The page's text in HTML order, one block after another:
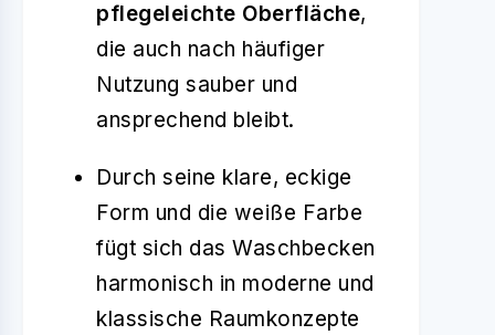
pflegeleichte Oberfläche,
die auch nach häufiger
Nutzung sauber und
ansprechend bleibt.
Durch seine klare, eckige
Form und die weiße Farbe
fügt sich das Waschbecken
harmonisch in moderne und
klassische Raumkonzepte